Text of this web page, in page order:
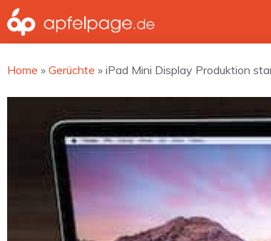
Zum
Inhalt
springen
Home » Gerüchte » iPad Mini Display Produktion